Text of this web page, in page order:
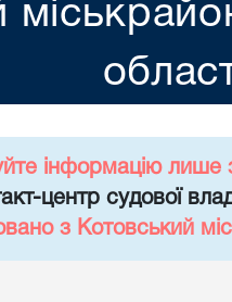
інформацію лише
центр судової
з Котовський